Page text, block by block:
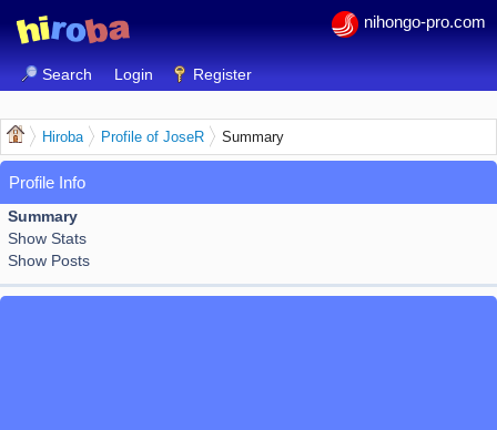
nihongo-pro.com
Search Login Register
Hiroba Profile of JoseR Summary
Profile Info
Summary
Show Stats
Show Posts